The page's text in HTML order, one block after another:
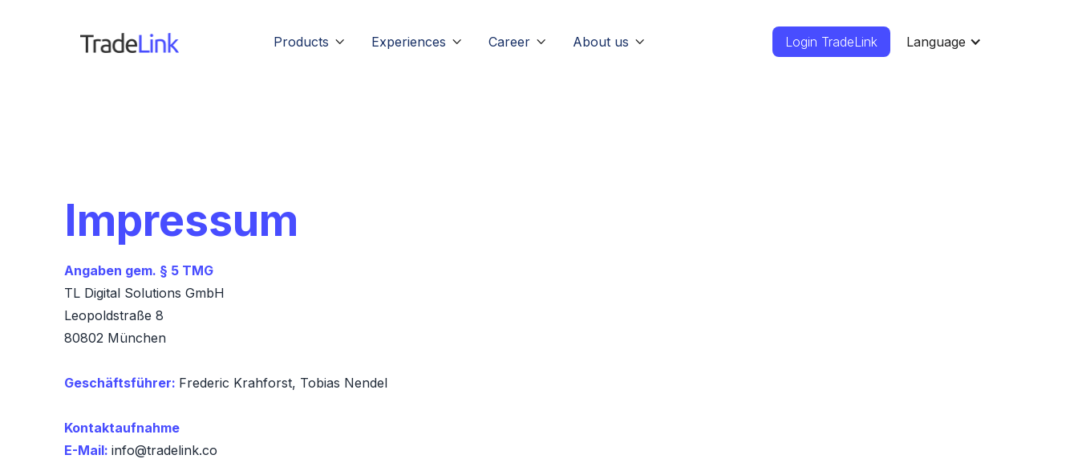
Products  Experiences  Career  About us  Login TradeLink Language
Impressum
Angaben gem. § 5 TMG
TL Digital Solutions GmbH
Leopoldstraße 8
80802 München
Geschäftsführer: Frederic Krahforst, Tobias Nendel
Kontaktaufnahme
E-Mail: info@tradelink.co